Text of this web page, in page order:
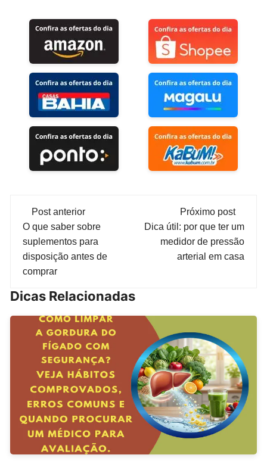
Navegação
de
post
Post anterior
O que saber sobre
suplementos para
disposição antes de
comprar
Próximo post
Dica útil: por que ter um
medidor de pressão
arterial em casa
Dicas Relacionadas